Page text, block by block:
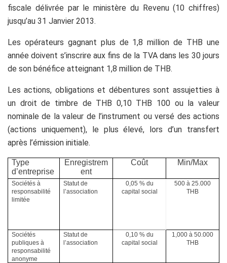
fiscale délivrée par le ministère du Revenu (10 chiffres)
jusqu’au 31 Janvier 2013.
Les opérateurs gagnant plus de 1,8 million de THB une
année doivent s’inscrire aux fins de la TVA dans les 30 jours
de son bénéfice atteignant 1,8 million de THB.
Les actions, obligations et débentures sont assujetties à
un droit de timbre de THB 0,10 THB 100 ou la valeur
nominale de la valeur de l’instrument ou versé des actions
(actions uniquement), le plus élevé, lors d’un transfert
après l’émission initiale.
Type
d’entreprise
Enregistrem
ent
Coût Min/Max
Sociétés à
responsabilité
limitée
Statut de
l’association
0,05 % du
capital social
500 à 25.000
THB
Sociétés
publiques à
responsabilité
anonyme
Statut de
l’association
0,10 % du
capital social
1,000 à 50.000
THB